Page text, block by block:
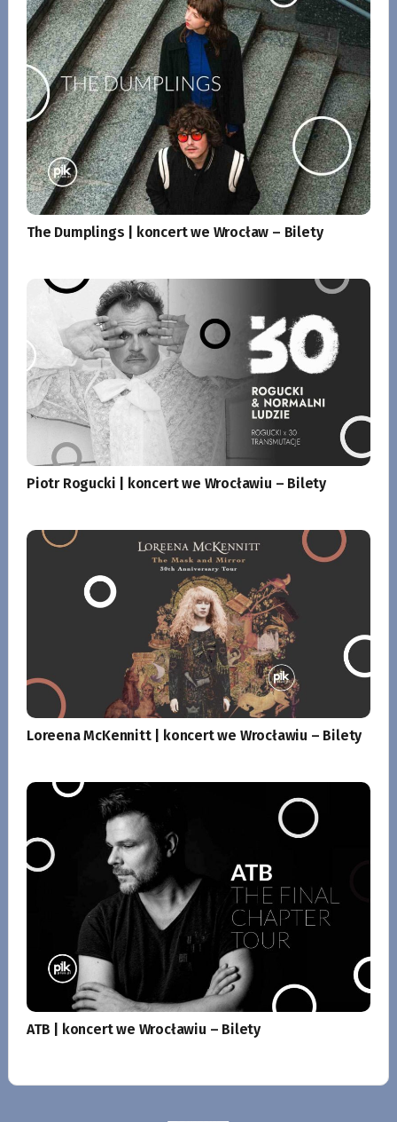
The Dumplings | koncert we Wrocław – Bilety
Piotr Rogucki | koncert we Wrocławiu – Bilety
Loreena McKennitt | koncert we Wrocławiu – Bilety
ATB | koncert we Wrocławiu – Bilety